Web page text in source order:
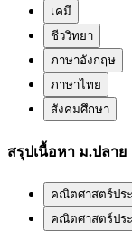
เคมี
ชีววิทยา
ภาษาอังกฤษ
ภาษาไทย
สังคมศึกษา
สรุปเนื้อหา ม.ปลาย
คณิตศาสตร์ปร
คณิตศาสตร์ปร